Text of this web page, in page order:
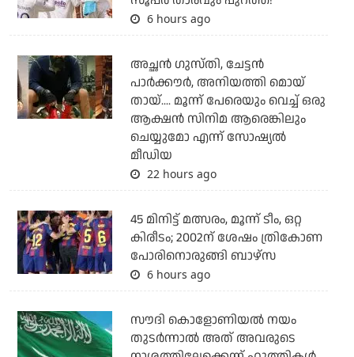
6 hours ago
അച്ഛന്‍ ഗുസ്തി, ചേട്ടന്‍
പാര്‍ക്കൗര്‍, അനിയത്തി മൊയ്
തായ്.... മൂന്ന് പേരെയും വെച്ച് ഒരു
ആക്ഷന്‍ സിനിമ ആരെങ്കിലും
ചെയ്യുമോ എന്ന് സോഷ്യല്‍
മീഡിയ
22 hours ago
45 മിനിട്ട് മത്സരം, മൂന്ന് ടീം, ഒറ്റ
കിരീടം; 2002ന് ശേഷം ത്രികോണ
പോരിനൊരുങ്ങി ബാഴ്‌സ
6 hours ago
സൗദി കൊളോണിയല്‍ നയം
തുടര്‍ന്നാല്‍ അത് അവരുടെ